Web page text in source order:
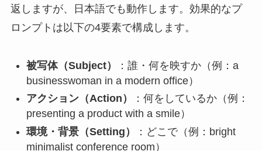
返しますが、日本語でも動作します。効果的なプ
ロンプトは以下の4要素で構成します。
被写体（Subject）
：誰・何を映すか（例：a
businesswoman in a modern office）
アクション（Action）
：何をしているか（例：
presenting a product with a smile）
環境・背景（Setting）
：どこで（例：bright
minimalist conference room）